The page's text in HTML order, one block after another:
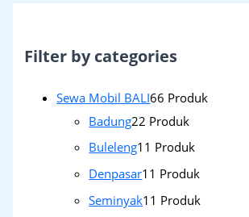
Filter by categories
Sewa Mobil BALI66 Produk
Badung22 Produk
Buleleng1 1 Produk
Denpasar1 1 Produk
Seminyak1 1 Produk